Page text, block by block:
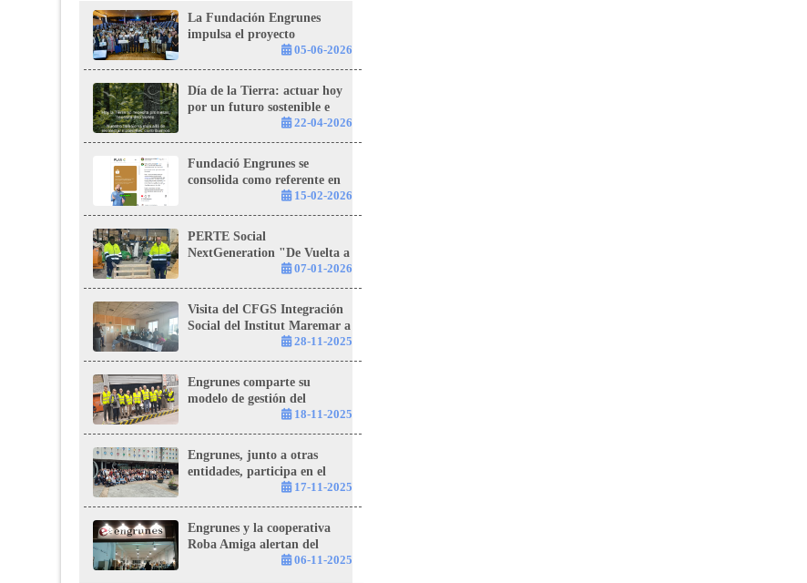
La Fundación Engrunes
impulsa el proyecto
«Itinerario Integral de
Inserción: Reciclar la
Vulnerabilidad, Construir
Oportunidades» con el apoyo
de la Fundación "la Caixa"
05-06-2026
Día de la Tierra: actuar hoy
por un futuro sostenible e
22-04-2026
Fundació Engrunes se
consolida como referente en
economía circular con el
PERTE NextGeneration
“Plan C”
15-02-2026
PERTE Social
NextGeneration "De Vuelta a
Casa”: transformar residuos
en oportunidades
07-01-2026
Visita del CFGS Integración
Social del Institut Maremar a
Engrunes en el marco de la
Semana Europea de
Reducción de Residuos
28-11-2025
Engrunes comparte su
modelo de gestión del
18-11-2025
Engrunes, junto a otras
entidades, participa en el
Seminario Estatal de
Acompañamiento a la
Inserción en Avilés
17-11-2025
Engrunes y la cooperativa
Roba Amiga alertan del
riesgo de colapso del sistema
06-11-2025